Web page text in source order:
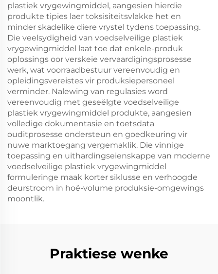
plastiek vrygewingmiddel, aangesien hierdie
produkte tipies laer toksisiteitsvlakke het en
minder skadelike diere vrystel tydens toepassing.
Die veelsydigheid van voedselveilige plastiek
vrygewingmiddel laat toe dat enkele-produk
oplossings oor verskeie vervaardigingsprosesse
werk, wat voorraadbestuur vereenvoudig en
opleidingsvereistes vir produksiepersoneel
verminder. Nalewing van regulasies word
vereenvoudig met geseëlgte voedselveilige
plastiek vrygewingmiddel produkte, aangesien
volledige dokumentasie en toetsdata
ouditprosesse ondersteun en goedkeuring vir
nuwe marktoegang vergemaklik. Die vinnige
toepassing en uithardingseienskappe van moderne
voedselveilige plastiek vrygewingmiddel
formuleringe maak korter siklusse en verhoogde
deurstroom in hoë-volume produksie-omgewings
moontlik.
Praktiese wenke